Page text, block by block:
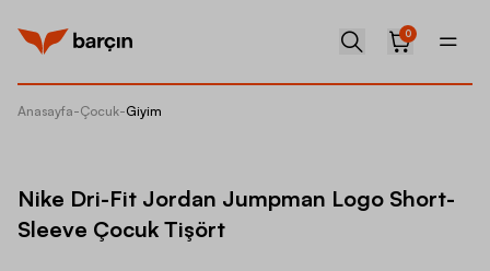
0
Anasayfa-Çocuk-Giyim
Nike Dri-Fit Jordan Jumpman Logo Short-
Sleeve Çocuk Tişört